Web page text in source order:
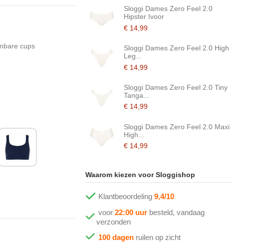
cups
Sloggi Dames Zero Feel 2.0
Hipster Ivoor
€ 14,99
Sloggi Dames Zero Feel 2.0 High
Leg...
€ 14,99
Sloggi Dames Zero Feel 2.0 Tiny
Tanga...
€ 14,99
Sloggi Dames Zero Feel 2.0 Maxi
High...
€ 14,99
Waarom kiezen voor Sloggishop
Klantbeoordeling 9,4/10
voor 22:00 uurbesteld, vandaag
verzonden
100 dagenruilen op zicht